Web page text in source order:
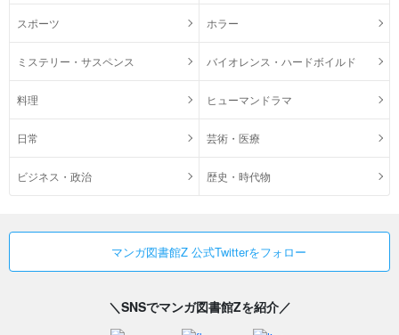
スポーツ ホラー
ミステリー・サスペンス バイオレンス・ハードボイルド
料理 ヒューマンドラマ
日常 芸術・医療
ビジネス・政治 歴史・時代物
マンガ図書館Z 公式Twitterをフォロー
＼SNSでマンガ図書館Zを紹介／